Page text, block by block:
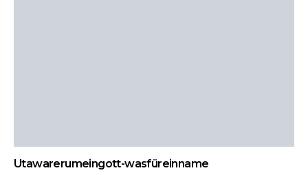
Utawarerumeingott-wasfüreinname